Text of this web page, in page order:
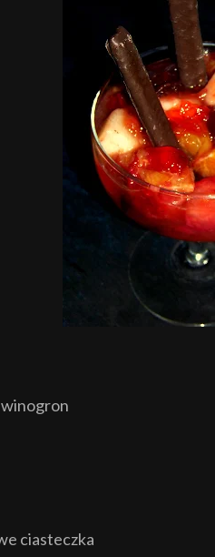
ciasteczka